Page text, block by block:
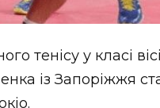
тенісу у класі
із Запоріжжя